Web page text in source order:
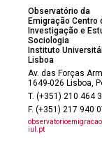
Observatório da
Emigração Centro
Investigação e
Sociologia
Instituto
Lisboa
Av. das Forças
1649-026 Lisboa,
T. (+351) 210 464
F. (+351) 217 940
iul.pt